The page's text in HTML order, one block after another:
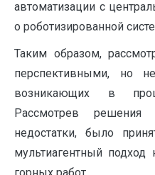
автоматизации с
о роботизированной
Таким образом,
перспективными, но
возникающих в
Рассмотрев
недостатки, было
мультиагентный